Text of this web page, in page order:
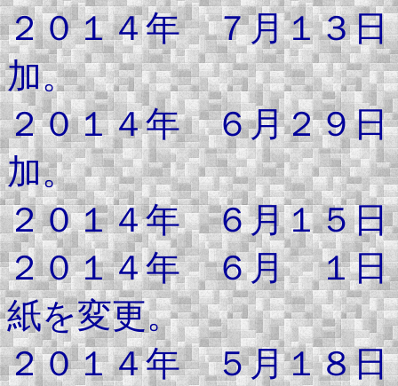
２０１４年 ７月１３日
加。
２０１４年 ６月２９日
加。
２０１４年 ６月１５日
２０１４年 ６月 １日
紙を変更。
２０１４年 ５月１８日